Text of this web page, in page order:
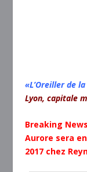
«L’Oreiller de
Lyon, capitale
Breaking
Aurore sera
2017 chez